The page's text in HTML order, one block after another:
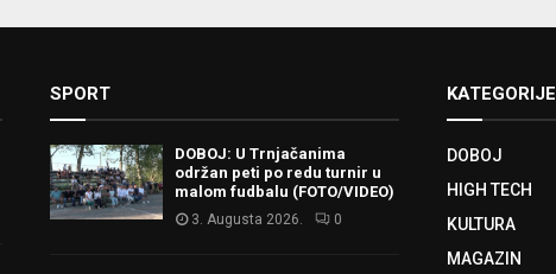
SPORT
DOBOJ: U Trnjačanima
održan peti po redu turnir u
malom fudbalu (FOTO/VIDEO)
3. Augusta 2026. 0
KATEGORIJE
DOBOJ
HIGH TECH
KULTURA
MAGAZIN